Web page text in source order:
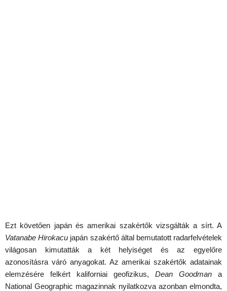
Ezt követően japán és amerikai szakértők vizsgálták a sírt. A
Vatanabe Hirokacu japán szakértő által bemutatott radarfelvételek
világosan kimutatták a két helyiséget és az egyelőre
azonosításra váró anyagokat. Az amerikai szakértők adatainak
elemzésére felkért kaliforniai geofizikus, Dean Goodman a
National Geographic magazinnak nyilatkozva azonban elmondta,